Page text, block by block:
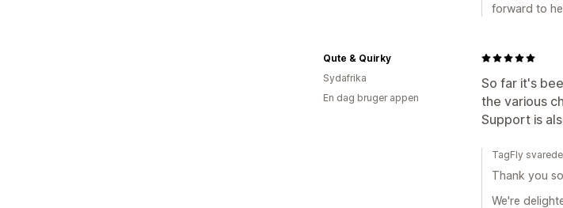
forward to
So far it's
the various
Support is
Qute & Quirky
Sydafrika
En dag bruger appen
TagFly
Thank you
We're